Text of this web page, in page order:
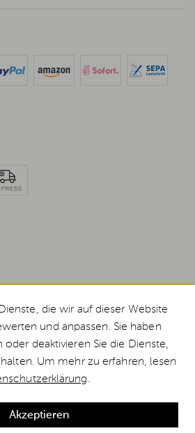
· Europas grosser Weber Spezialist
Verpackungskosten und zzgl.Versandkosten.
dem bisherigen Preis bei Weststyle.
kaufen
die wir auf dieser Website
und anpassen. Sie haben
oder deaktivieren Sie die Dienste,
Um mehr zu erfahren, lesen
.
Akzeptieren